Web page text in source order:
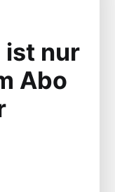
ist nur
Abo